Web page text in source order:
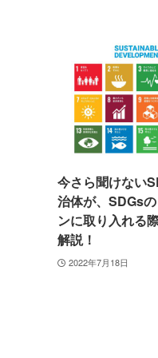
今さら聞けない
治体が、SDGs
ンに取り入れる
解説！
2022年7月18日